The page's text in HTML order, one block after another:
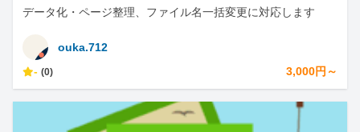
データ化・ページ整理、ファイル名一括変更に対応します
ouka.712
- (0) 3,000円～